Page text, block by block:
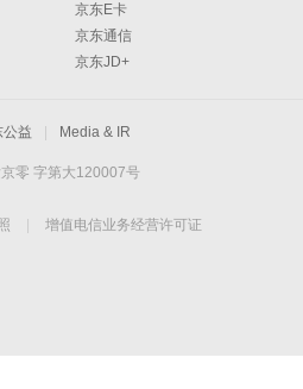
京东E卡
京东通信
京东JD+
公益 Media & IR
零 字第大120007号
增值电信业务经营许可证